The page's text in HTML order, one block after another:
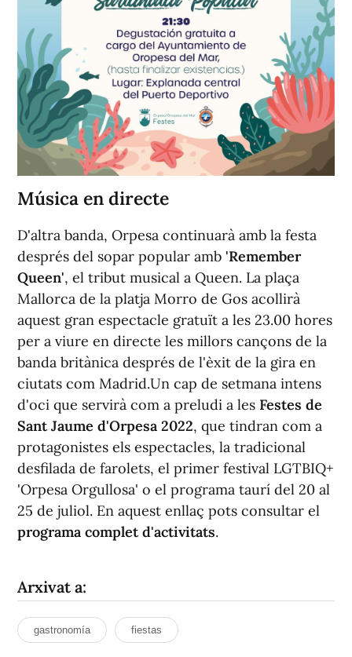
Música en directe
D'altra banda, Orpesa continuarà amb la festa
després del sopar popular amb 'Remember
Queen', el tribut musical a Queen. La plaça
Mallorca de la platja Morro de Gos acollirà
aquest gran espectacle gratuït a les 23.00 hores
per a viure en directe les millors cançons de la
banda britànica després de l'èxit de la gira en
ciutats com Madrid.Un cap de setmana intens
d'oci que servirà com a preludi a les Festes de
Sant Jaume d'Orpesa 2022, que tindran com a
protagonistes els espectacles, la tradicional
desfilada de farolets, el primer festival LGTBIQ+
'Orpesa Orgullosa' o el programa taurí del 20 al
25 de juliol. En aquest enllaç pots consultar el
programa complet d'activitats.
Arxivat a:
gastronomía fiestas